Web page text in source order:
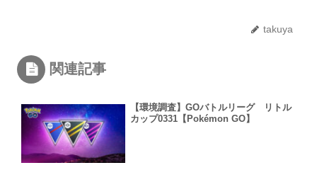
takuya
関連記事
【環境調査】GOバトルリーグ リトル
カップ0331【Pokémon GO】